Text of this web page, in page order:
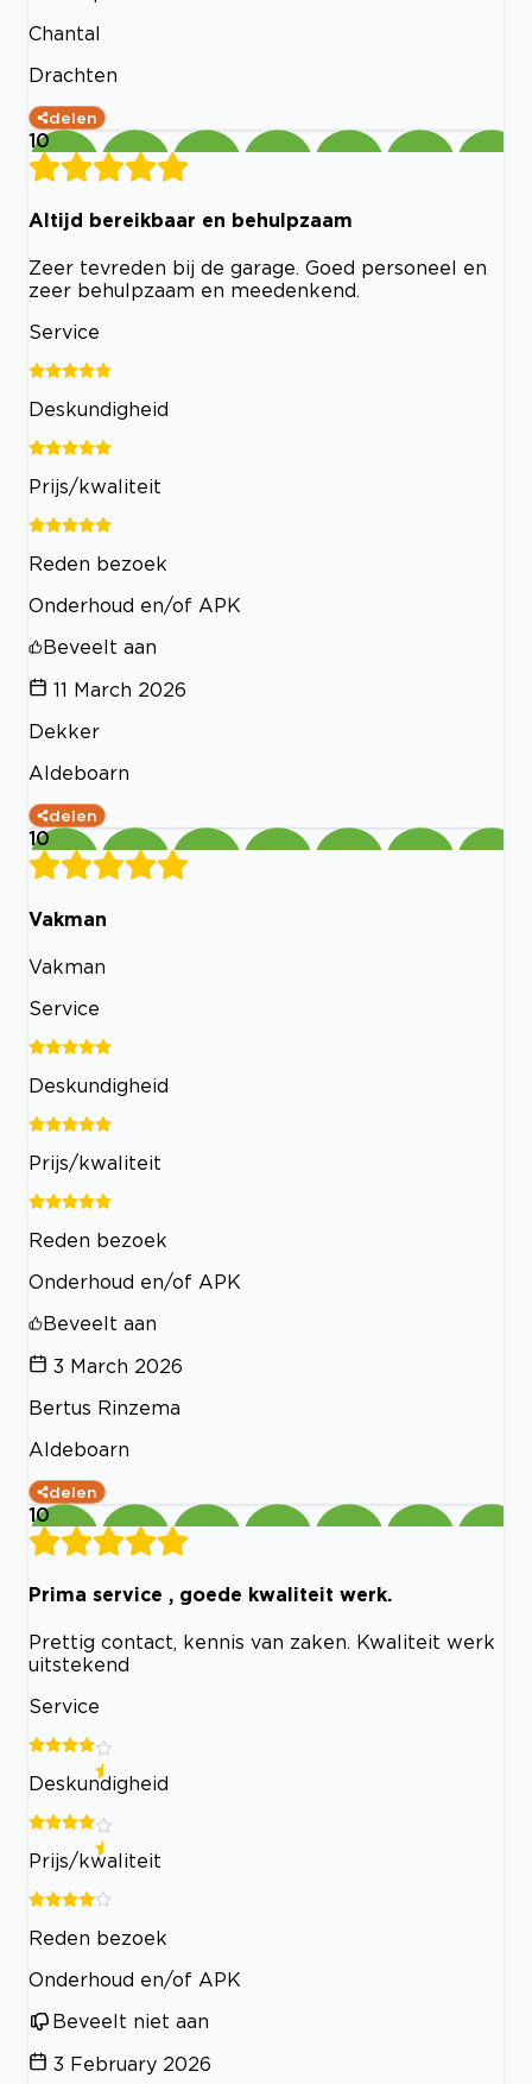
Chantal
Drachten
delen
10
Altijd bereikbaar en behulpzaam
Zeer tevreden bij de garage. Goed personeel en
zeer behulpzaam en meedenkend.
Service
Deskundigheid
Prijs/kwaliteit
Reden bezoek
Onderhoud en/of APK
Beveelt aan
11 March 2026
Dekker
Aldeboarn
delen
10
Vakman
Vakman
Service
Deskundigheid
Prijs/kwaliteit
Reden bezoek
Onderhoud en/of APK
Beveelt aan
3 March 2026
Bertus Rinzema
Aldeboarn
delen
10
Prima service , goede kwaliteit werk.
Prettig contact, kennis van zaken. Kwaliteit werk
uitstekend
Service
Deskundigheid
Prijs/kwaliteit
Reden bezoek
Onderhoud en/of APK
Beveelt niet aan
3 February 2026